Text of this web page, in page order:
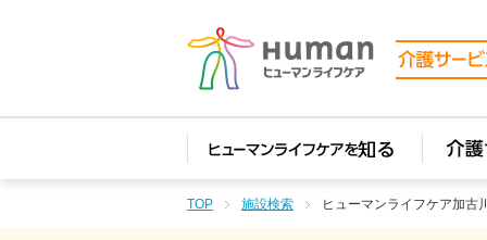
TOP 施設検索 ヒューマンライフケア加古